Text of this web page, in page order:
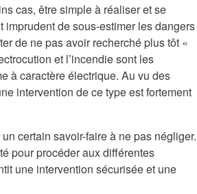
cas, être simple à réaliser et se
imprudent de sous-estimer les dangers
de ne pas avoir recherché plus tôt «
et l’incendie sont les
à caractère électrique. Au vu des
intervention de ce type est fortement
certain savoir-faire à ne pas négliger.
pour procéder aux différentes
une intervention sécurisée et une